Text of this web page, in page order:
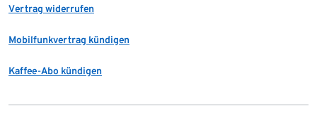
Vertrag widerrufen
Mobilfunkvertrag kündigen
Kaffee-Abo kündigen